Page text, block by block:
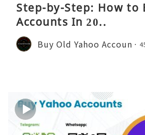
Step-by-Step: How to
Accounts In 20..
Buy Old Yahoo Accoun